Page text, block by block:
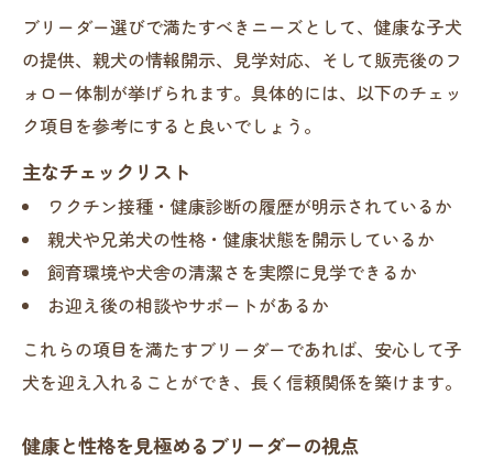
ブリーダー選びで満たすべきニーズとして、健康な子犬
の提供、親犬の情報開示、見学対応、そして販売後のフ
ォロー体制が挙げられます。具体的には、以下のチェッ
ク項目を参考にすると良いでしょう。
主なチェックリスト
ワクチン接種・健康診断の履歴が明示されているか
親犬や兄弟犬の性格・健康状態を開示しているか
飼育環境や犬舎の清潔さを実際に見学できるか
お迎え後の相談やサポートがあるか
これらの項目を満たすブリーダーであれば、安心して子
犬を迎え入れることができ、長く信頼関係を築けます。
健康と性格を見極めるブリーダーの視点